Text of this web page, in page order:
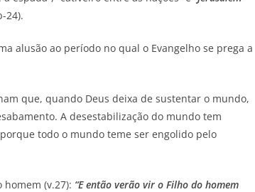
24).
alusão ao período no qual o Evangelho se prega a
que, quando Deus deixa de sustentar o mundo,
A desestabilização do mundo tem
todo o mundo teme ser engolido pelo
(v.27): “E então verão vir o Filho do homem